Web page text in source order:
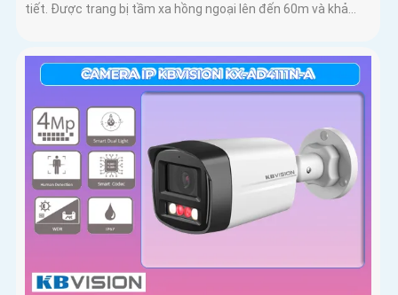
tiết. Được trang bị tầm xa hồng ngoại lên đến 60m và khả...